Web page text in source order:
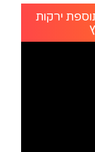
בתנור בתוספת ירקות